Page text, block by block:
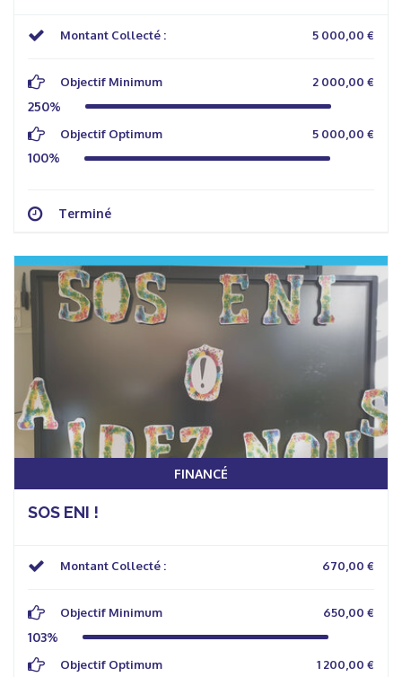
Montant Collecté : 5 000,00 €
Objectif Minimum 2 000,00 €
250%
Objectif Optimum 5 000,00 €
100%
Terminé
FINANCÉ
SOS ENI !
Montant Collecté : 670,00 €
Objectif Minimum 650,00 €
103%
Objectif Optimum 1 200,00 €